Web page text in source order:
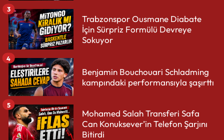
Trabzonspor Ousmane Diabate
İçin Sürpriz Formülü Devreye
Sokuyor
3
Benjamin Bouchouari Schladming
kampındaki performansıyla şaşırttı
4
Mohamed Salah Transferi Safa
Can Konuksever’in Telefon Şarjını
Bitirdi
5